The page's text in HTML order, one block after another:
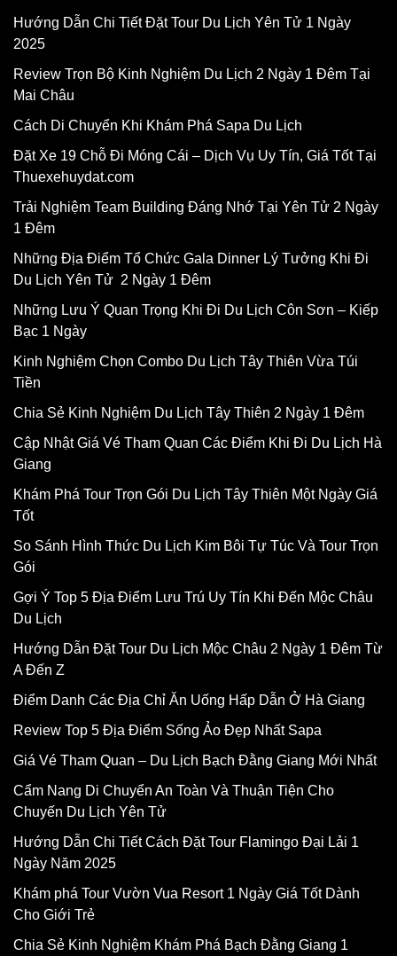
Hướng Dẫn Chi Tiết Đặt Tour Du Lịch Yên Tử 1 Ngày
2025
Review Trọn Bộ Kinh Nghiệm Du Lịch 2 Ngày 1 Đêm Tại
Mai Châu
Cách Di Chuyển Khi Khám Phá Sapa Du Lịch
Đặt Xe 19 Chỗ Đi Móng Cái – Dịch Vụ Uy Tín, Giá Tốt Tại
Thuexehuydat.com
Trải Nghiệm Team Building Đáng Nhớ Tại Yên Tử 2 Ngày
1 Đêm
Những Địa Điểm Tổ Chức Gala Dinner Lý Tưởng Khi Đi
Du Lịch Yên Tử 2 Ngày 1 Đêm
Những Lưu Ý Quan Trọng Khi Đi Du Lịch Côn Sơn – Kiếp
Bạc 1 Ngày
Kinh Nghiệm Chọn Combo Du Lịch Tây Thiên Vừa Túi
Tiền
Chia Sẻ Kinh Nghiệm Du Lịch Tây Thiên 2 Ngày 1 Đêm
Cập Nhật Giá Vé Tham Quan Các Điểm Khi Đi Du Lịch Hà
Giang
Khám Phá Tour Trọn Gói Du Lịch Tây Thiên Một Ngày Giá
Tốt
So Sánh Hình Thức Du Lịch Kim Bôi Tự Túc Và Tour Trọn
Gói
Gợi Ý Top 5 Địa Điểm Lưu Trú Uy Tín Khi Đến Mộc Châu
Du Lịch
Hướng Dẫn Đặt Tour Du Lịch Mộc Châu 2 Ngày 1 Đêm Từ
A Đến Z
Điểm Danh Các Địa Chỉ Ăn Uống Hấp Dẫn Ở Hà Giang
Review Top 5 Địa Điểm Sống Ảo Đẹp Nhất Sapa
Giá Vé Tham Quan – Du Lịch Bạch Đằng Giang Mới Nhất
Cẩm Nang Di Chuyển An Toàn Và Thuận Tiện Cho
Chuyến Du Lịch Yên Tử
Hướng Dẫn Chi Tiết Cách Đặt Tour Flamingo Đại Lải 1
Ngày Năm 2025
Khám phá Tour Vườn Vua Resort 1 Ngày Giá Tốt Dành
Cho Giới Trẻ
Chia Sẻ Kinh Nghiệm Khám Phá Bạch Đằng Giang 1